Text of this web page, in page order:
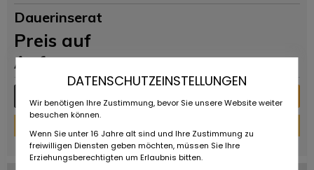
Dauerinserat
Preis auf
Anfrage
powered bytarifcheck
DATENSCHUTZEINSTELLUNGEN
Wir benötigen Ihre Zustimmung, bevor Sie unsere Website weiter
besuchen können.
Wenn Sie unter 16 Jahre alt sind und Ihre Zustimmung zu
freiwilligen Diensten geben möchten, müssen Sie Ihre
Erziehungsberechtigten um Erlaubnis bitten.